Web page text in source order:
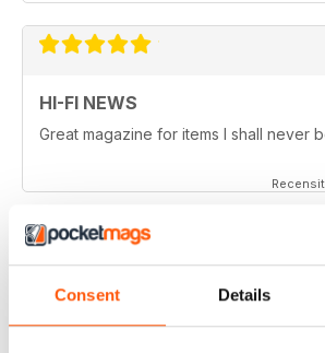
Consent Details
HI-FI NEWS
Great magazine for items I shall never
HI-FI NEWS
More AV news and gear